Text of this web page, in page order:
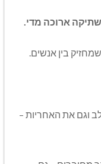
ארוכה מדי.
בין אנשים.
וגם את האחריות –